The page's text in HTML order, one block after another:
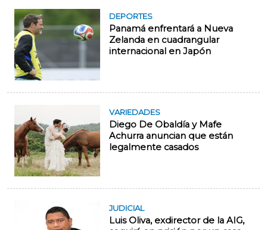
DEPORTES
Panamá enfrentará a Nueva
Zelanda en cuadrangular
internacional en Japón
VARIEDADES
Diego De Obaldía y Mafe
Achurra anuncian que están
legalmente casados
JUDICIAL
Luis Oliva, exdirector de la AIG,